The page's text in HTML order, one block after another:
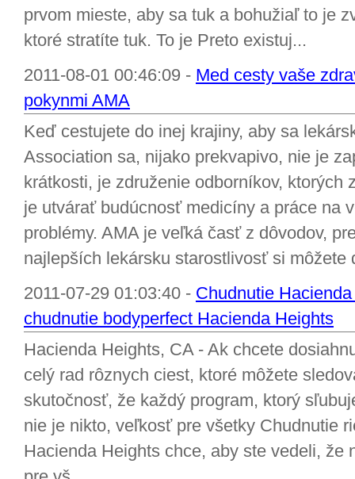
prvom mieste, aby sa tuk a bohužiaľ to je
ktoré stratíte tuk. To je Preto existuj...
2011-08-01 00:46:09 - Med cesty vaše
pokynmi AMA
Keď cestujete do inej krajiny, aby sa
Association sa, nijako prekvapivo, nie je
krátkosti, je združenie odborníkov, ktorých
je utvárať budúcnosť medicíny a práce na
problémy. AMA je veľká časť z dôvodov,
najlepších lekársku starostlivosť si môžete
2011-07-29 01:03:40 - Chudnutie
chudnutie bodyperfect Hacienda Heights
Hacienda Heights, CA - Ak chcete
celý rad rôznych ciest, ktoré môžete
skutočnosť, že každý program, ktorý
nie je nikto, veľkosť pre všetky Chudnutie
Hacienda Heights chce, aby ste vedeli, že